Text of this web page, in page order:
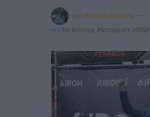
por Ricardo Ferreira
em
Motocross Motosport MXGP